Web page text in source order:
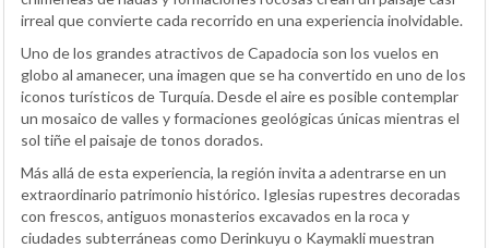
irreal que convierte cada recorrido en una experiencia inolvidable.
Uno de los grandes atractivos de Capadocia son los vuelos en
globo al amanecer, una imagen que se ha convertido en uno de los
iconos turísticos de Turquía. Desde el aire es posible contemplar
un mosaico de valles y formaciones geológicas únicas mientras el
sol tiñe el paisaje de tonos dorados.
Más allá de esta experiencia, la región invita a adentrarse en un
extraordinario patrimonio histórico. Iglesias rupestres decoradas
con frescos, antiguos monasterios excavados en la roca y
ciudades subterráneas como Derinkuyu o Kaymakli muestran